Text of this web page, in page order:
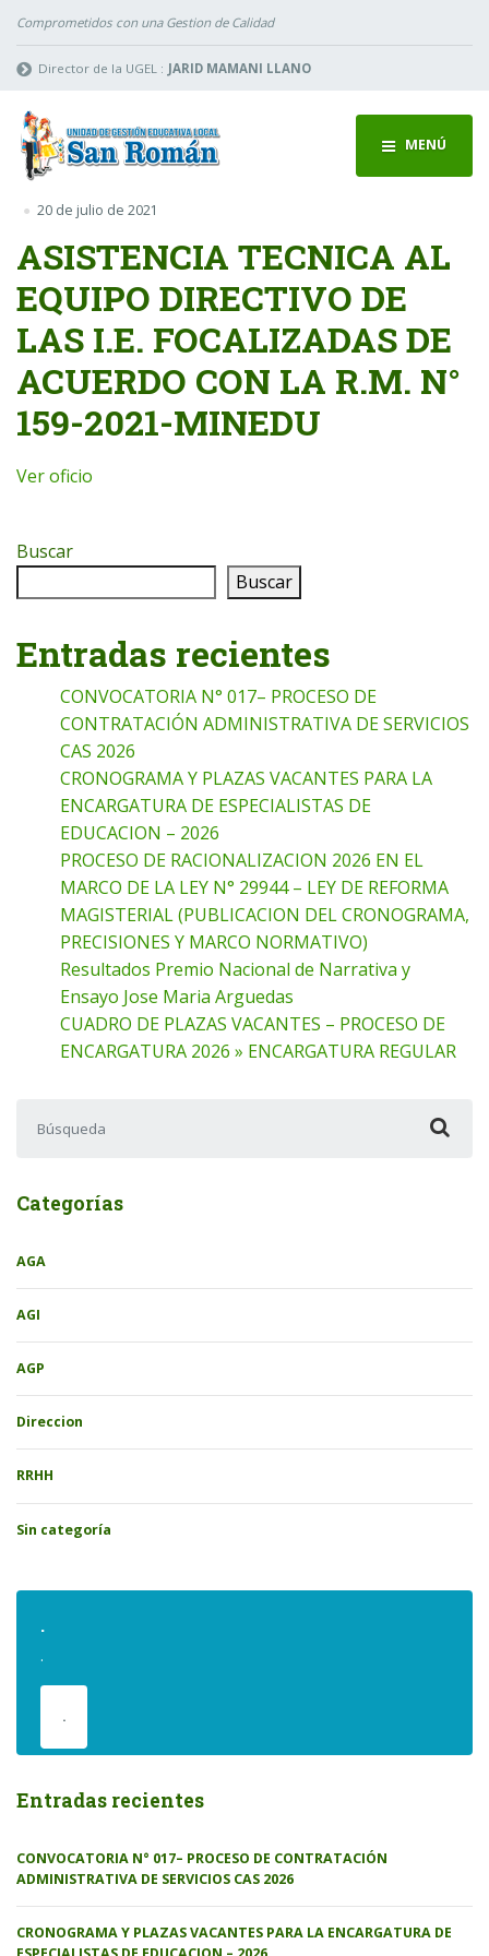
Comprometidos con una Gestion de Calidad
Director de la UGEL : JARID MAMANI LLANO
MENÚ
20 de julio de 2021
ASISTENCIA TECNICA AL
EQUIPO DIRECTIVO DE
LAS I.E. FOCALIZADAS DE
ACUERDO CON LA R.M. N°
159-2021-MINEDU
Ver oficio
Buscar
Buscar
Entradas recientes
CONVOCATORIA N° 017– PROCESO DE
CONTRATACIÓN ADMINISTRATIVA DE SERVICIOS
CAS 2026
CRONOGRAMA Y PLAZAS VACANTES PARA LA
ENCARGATURA DE ESPECIALISTAS DE
EDUCACION – 2026
PROCESO DE RACIONALIZACION 2026 EN EL
MARCO DE LA LEY N° 29944 – LEY DE REFORMA
MAGISTERIAL (PUBLICACION DEL CRONOGRAMA,
PRECISIONES Y MARCO NORMATIVO)
Resultados Premio Nacional de Narrativa y
Ensayo Jose Maria Arguedas
CUADRO DE PLAZAS VACANTES – PROCESO DE
ENCARGATURA 2026 » ENCARGATURA REGULAR
Categorías
AGA
AGI
AGP
Direccion
RRHH
Sin categoría
.
.
.
Entradas recientes
CONVOCATORIA N° 017– PROCESO DE CONTRATACIÓN
ADMINISTRATIVA DE SERVICIOS CAS 2026
CRONOGRAMA Y PLAZAS VACANTES PARA LA ENCARGATURA DE